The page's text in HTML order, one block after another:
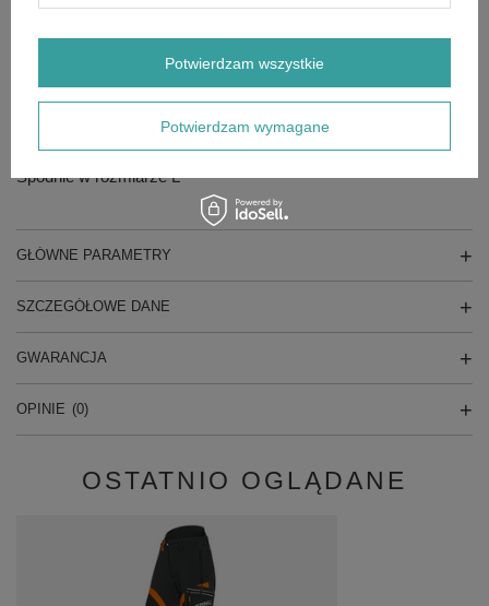
całkowitej ochrony przed obrażeniami. Nie zastępuje on również
elastycznego materiału. Dzięki temu zawsze można cieszyć
się wysokim poziomem komfortu noszenia.
Odzież STIHL można prać w temperaturze 60°C. Jest to ważne
nie tylko z powodów higieny, ale również w związku z
możliwością sprania uporczywych plam z żywicy.
Spodnie w rozmiarze L
GŁÓWNE PARAMETRY
SZCZEGÓŁOWE DANE
GWARANCJA
OPINIE (0)
OSTATNIO OGLĄDANE
Potwierdzam wymagane
Potwierdzam wszystkie